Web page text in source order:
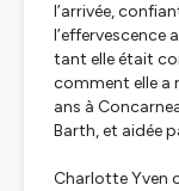
l’arrivée,
l’effervescence
tant elle était
comment elle a
ans à
Barth, et aidée
Charlotte Yven